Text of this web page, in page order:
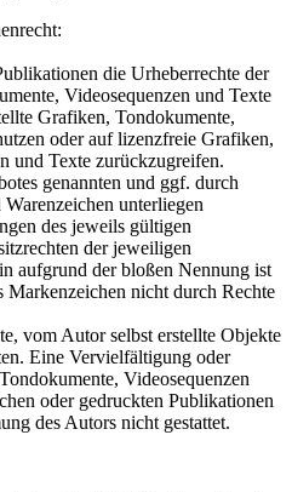
die Urheberrechte der
Videosequenzen und Texte
Grafiken, Tondokumente,
oder auf lizenzfreie Grafiken,
und Texte zurückzugreifen.
genannten und ggf. durch
unterliegen
des jeweils gültigen
der jeweiligen
aufgrund der bloßen Nennung ist
Markenzeichen nicht durch Rechte
vom Autor selbst erstellte Objekte
Eine Vervielfältigung oder
Videosequenzen
oder gedruckten Publikationen
des Autors nicht gestattet.